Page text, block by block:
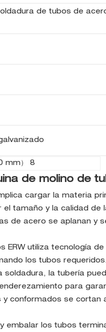
de tubos de
de molino de
cargar la materia
tamaño y la calidad de
de acero se aplanan
ERW utiliza tecnología
los tubos
la tubería
para
conformados se
embalar los tubos